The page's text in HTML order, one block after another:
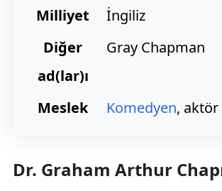
Milliyet
İngiliz
Diğer
ad(lar)ı
Gray Chapman
Meslek Komedyen, aktör
Dr. Graham Arthur